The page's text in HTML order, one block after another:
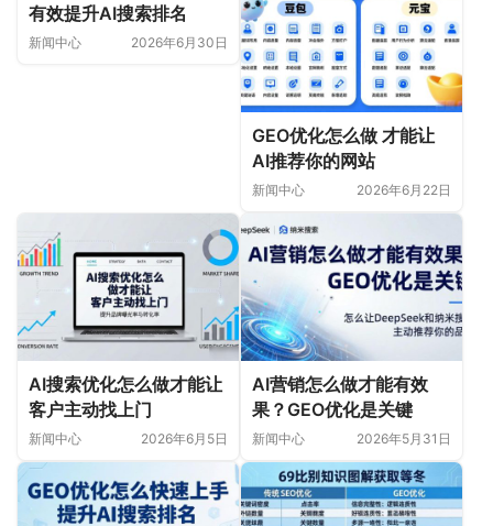
有效提升AI搜索排名
新闻中心 2026年6月30日
GEO优化怎么做 才能让
AI推荐你的网站
新闻中心 2026年6月22日
AI搜索优化怎么做才能让
客户主动找上门
新闻中心 2026年6月5日
AI营销怎么做才能有效
果？GEO优化是关键
新闻中心 2026年5月31日